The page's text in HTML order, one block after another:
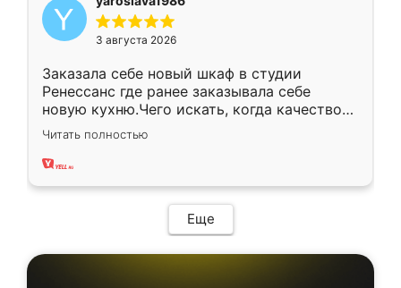
3 августа 2026
Заказала себе новый шкаф в студии
Ренессанс где ранее заказывала себе
новую кухню.Чего искать, когда качеством
вполне довольна. Служит кухня уже почти
два года, нареканий нет.
Читать полностью
Еще